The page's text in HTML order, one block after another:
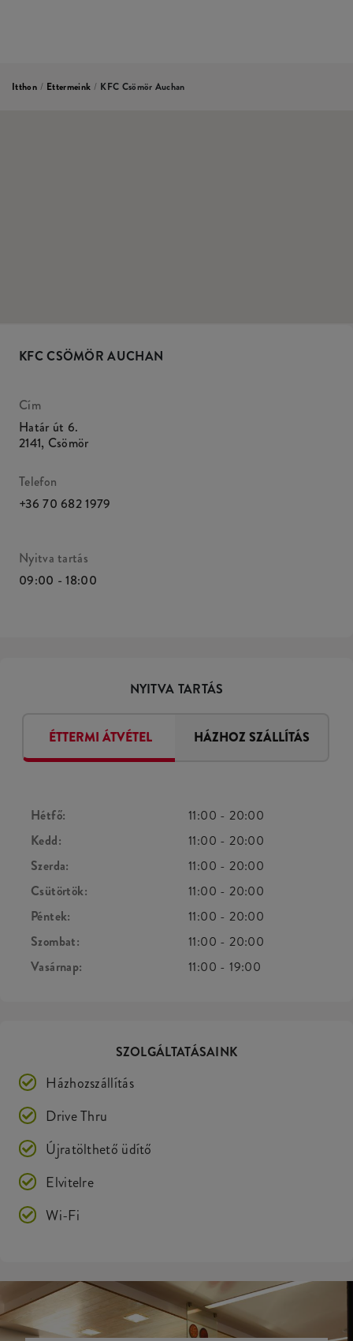
Itthon / Ettermeink / KFC Csömör Auchan
KFC CSÖMÖR AUCHAN
Cím
Határ út 6.
2141, Csömör
Telefon
+36 70 682 1979
Nyitva tartás
09:00 - 18:00
NYITVA TARTÁS
ÉTTERMI ÁTVÉTEL HÁZHOZ SZÁLLÍTÁS
Hétfő: 11:00 -20:00
Kedd:
11:00 -20:00
Szerda:
11:00 -20:00
Csütörtök:
11:00 -20:00
Péntek:
11:00 -20:00
Szombat:
11:00 -20:00
Vasárnap:
11:00 -19:00
SZOLGÁLTATÁSAINK
Házhozszállítás
Drive Thru
Újratölthető üdítő
Elvitelre
Wi-Fi